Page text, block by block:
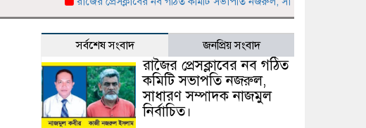
সর্বশেষ সংবাদ জনপ্রিয় সংবাদ
রাজৈর প্রেসক্লাবের নব গঠিত
কমিটি সভাপতি নজরুল,
সাধারণ সম্পাদক নাজমুল
নির্বাচিত।